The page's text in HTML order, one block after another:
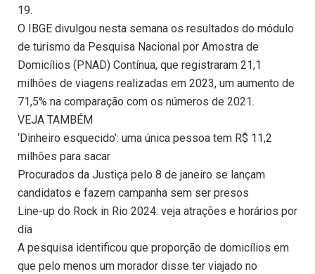
19.
O IBGE divulgou nesta semana os resultados do módulo
de turismo da Pesquisa Nacional por Amostra de
Domicílios (PNAD) Contínua, que registraram 21,1
milhões de viagens realizadas em 2023, um aumento de
71,5% na comparação com os números de 2021.
VEJA TAMBÉM
‘Dinheiro esquecido’: uma única pessoa tem R$ 11,2
milhões para sacar
Procurados da Justiça pelo 8 de janeiro se lançam
candidatos e fazem campanha sem ser presos
Line-up do Rock in Rio 2024: veja atrações e horários por
dia
A pesquisa identificou que proporção de domicílios em
que pelo menos um morador disse ter viajado no